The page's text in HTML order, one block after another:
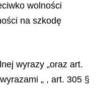
wolności
na szkodę
wyrazy „oraz art.
„ , art. 305 §